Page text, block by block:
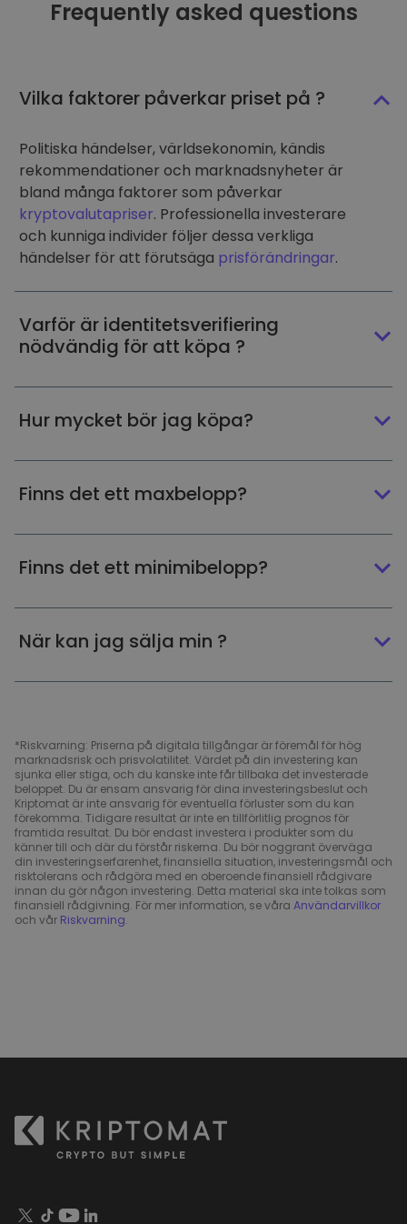
Frequently asked questions
Vilka faktorer påverkar priset på ?
Politiska händelser, världsekonomin, kändis
rekommendationer och marknadsnyheter är
bland många faktorer som påverkar
kryptovalutapriser. Professionella investerare
och kunniga individer följer dessa verkliga
händelser för att förutsäga prisförändringar.
Varför är identitetsverifiering
nödvändig för att köpa ?
Hur mycket bör jag köpa?
Finns det ett maxbelopp?
Finns det ett minimibelopp?
När kan jag sälja min ?
*Riskvarning: Priserna på digitala tillgångar är föremål för hög
marknadsrisk och prisvolatilitet. Värdet på din investering kan
sjunka eller stiga, och du kanske inte får tillbaka det investerade
beloppet. Du är ensam ansvarig för dina investeringsbeslut och
Kriptomat är inte ansvarig för eventuella förluster som du kan
förekomma. Tidigare resultat är inte en tillförlitlig prognos för
framtida resultat. Du bör endast investera i produkter som du
känner till och där du förstår riskerna. Du bör noggrant överväga
din investeringserfarenhet, finansiella situation, investeringsmål och
risktolerans och rådgöra med en oberoende finansiell rådgivare
innan du gör någon investering. Detta material ska inte tolkas som
finansiell rådgivning. För mer information, se våra Användarvillkor
och vår Riskvarning.